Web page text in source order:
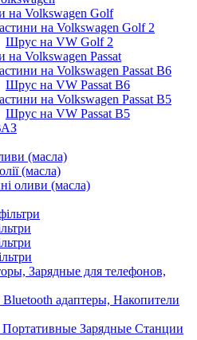
на Volkswagen Golf
на Volkswagen Golf 2
Шрус на VW Golf 2
на Volkswagen Passat
на Volkswagen Passat B6
Шрус на VW Passat B6
на Volkswagen Passat B5
Шрус на VW Passat B5
(масла)
(масла)
оливи (масла)
Зарядные для телефонов,
адаптеры, Накопители
Зарядные Станции